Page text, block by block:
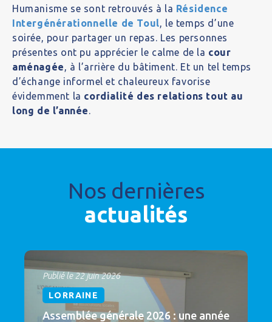
Humanisme se sont retrouvés à la Résidence
Intergénérationnelle de Toul, le temps d’une
soirée, pour partager un repas. Les personnes
présentes ont pu apprécier le calme de la cour
aménagée, à l’arrière du bâtiment. Et un tel temps
d’échange informel et chaleureux favorise
évidemment la cordialité des relations tout au
long de l’année.
Nos dernières
actualités
Publié le 22 juin 2026
LORRAINE
Assemblée générale 2026 : une année